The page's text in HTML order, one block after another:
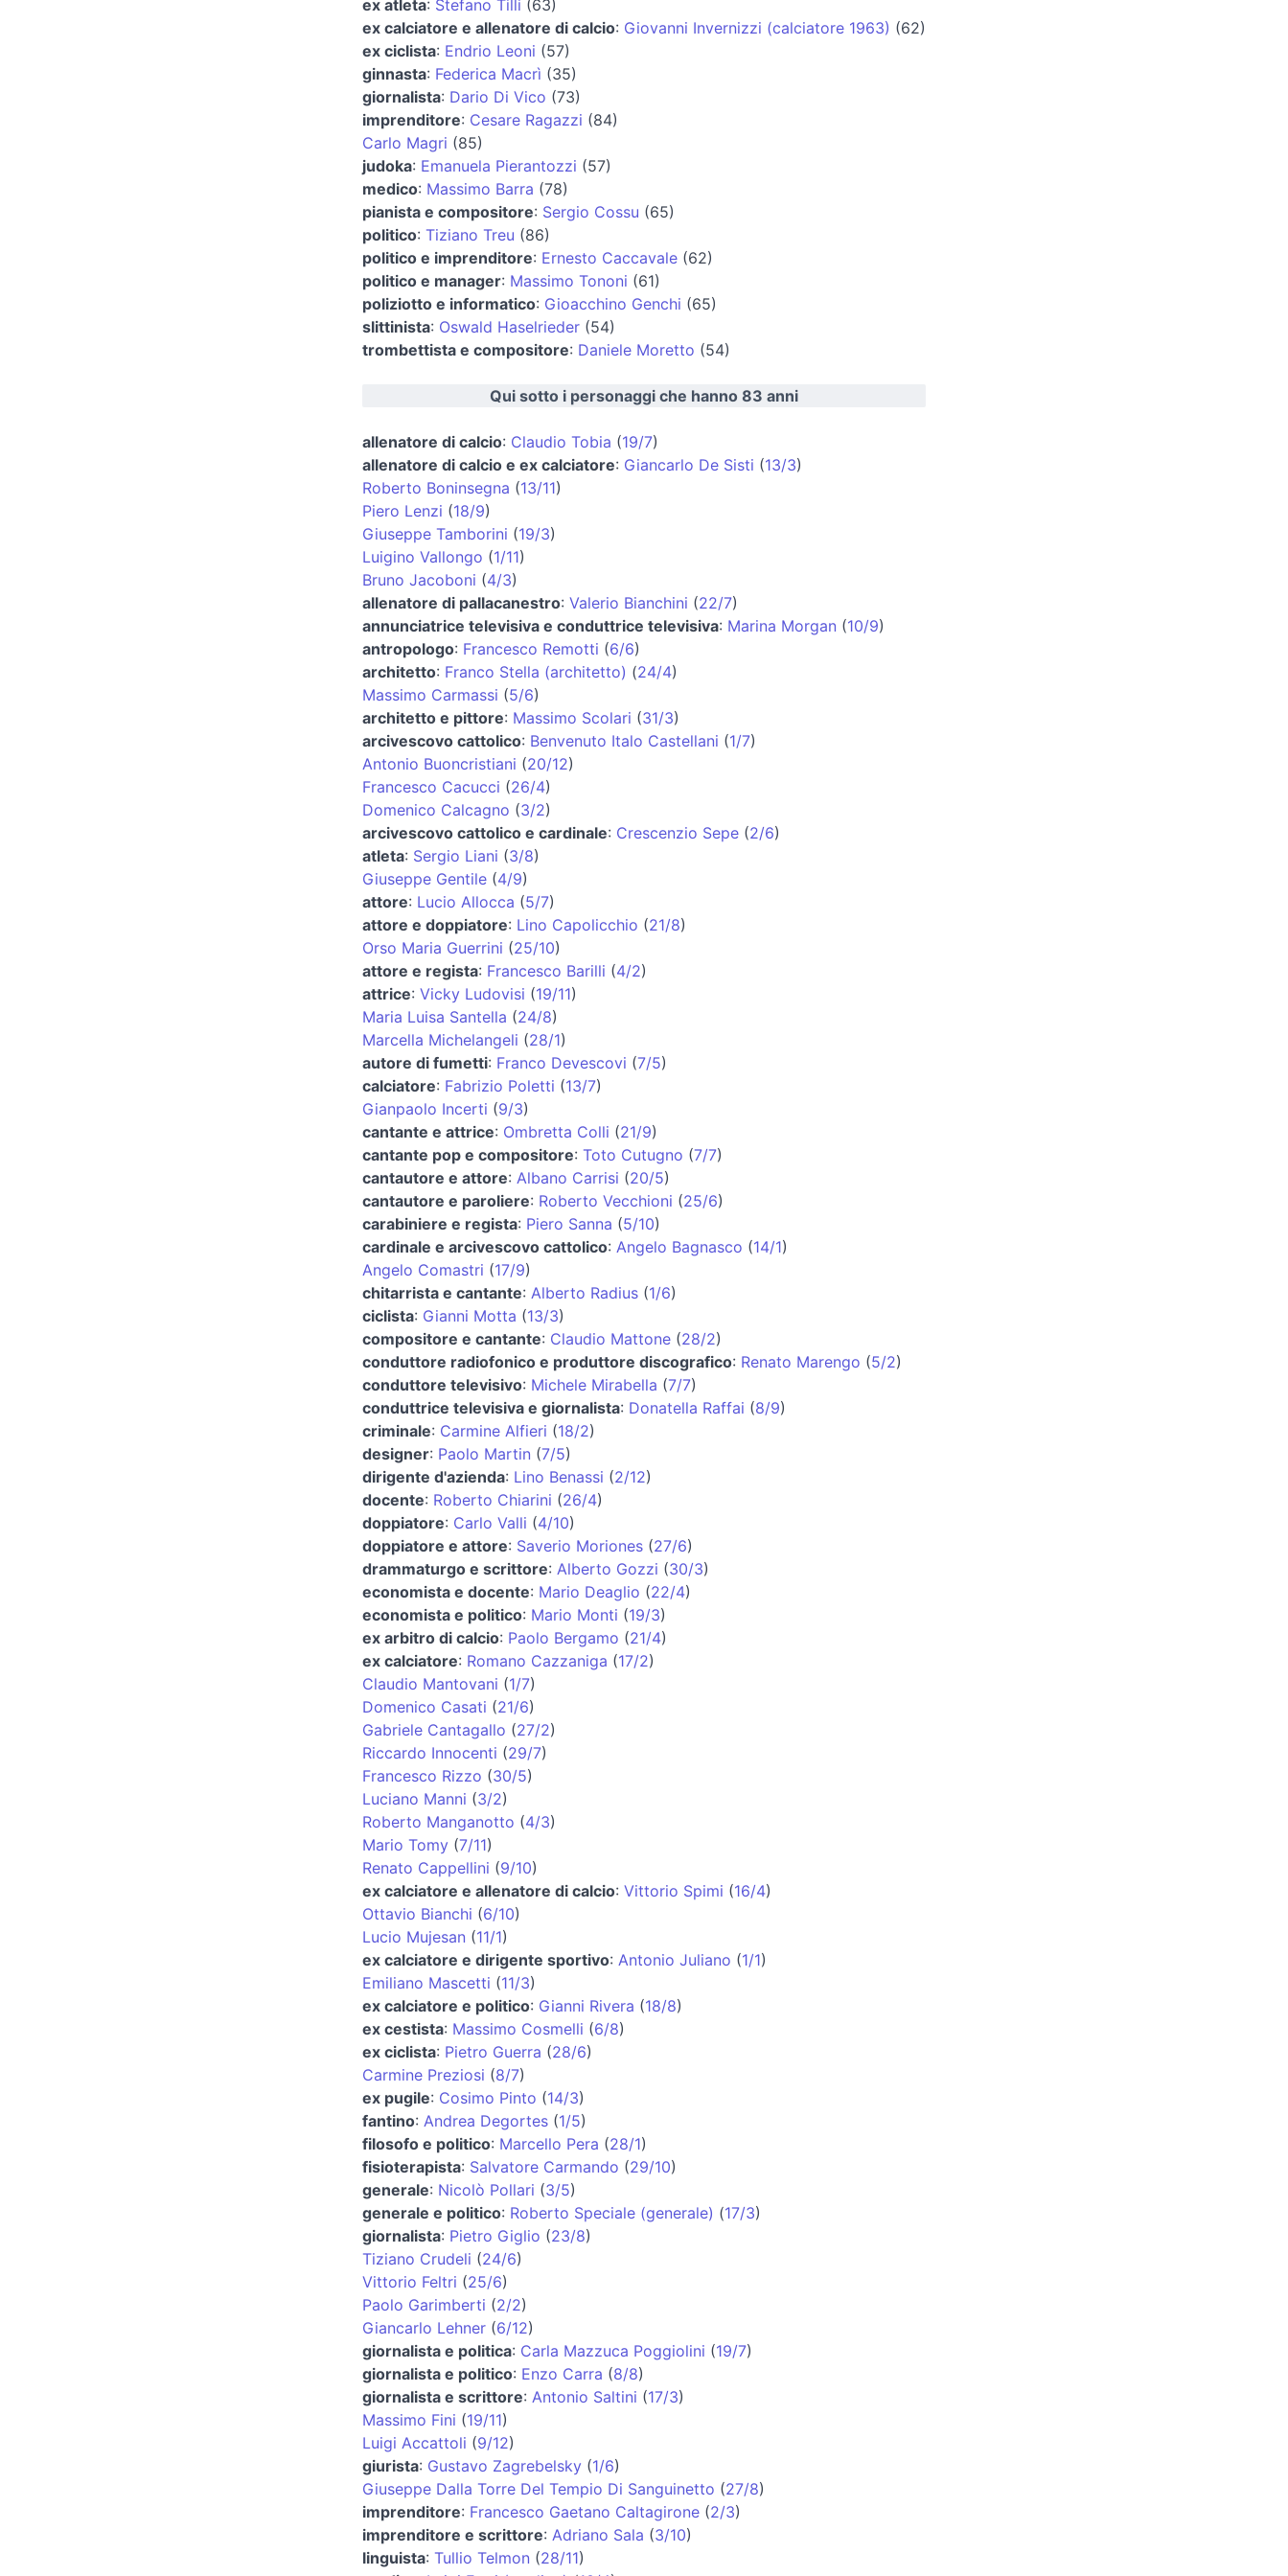
ex atleta: Stefano Tilli (63)
ex calciatore e allenatore di calcio: Giovanni Invernizzi (calciatore 1963) (62)
ex ciclista: Endrio Leoni (57)
ginnasta: Federica Macrì (35)
giornalista: Dario Di Vico (73)
imprenditore: Cesare Ragazzi (84)
Carlo Magri (85)
judoka: Emanuela Pierantozzi (57)
medico: Massimo Barra (78)
pianista e compositore: Sergio Cossu (65)
politico: Tiziano Treu (86)
politico e imprenditore: Ernesto Caccavale (62)
politico e manager: Massimo Tononi (61)
poliziotto e informatico: Gioacchino Genchi (65)
slittinista: Oswald Haselrieder (54)
trombettista e compositore: Daniele Moretto (54)
Qui sotto i personaggi che hanno 83 anni
allenatore di calcio: Claudio Tobia (19/7)
allenatore di calcio e ex calciatore: Giancarlo De Sisti (13/3)
Roberto Boninsegna (13/11)
Piero Lenzi (18/9)
Giuseppe Tamborini (19/3)
Luigino Vallongo (1/11)
Bruno Jacoboni (4/3)
allenatore di pallacanestro: Valerio Bianchini (22/7)
annunciatrice televisiva e conduttrice televisiva: Marina Morgan (10/9)
antropologo: Francesco Remotti (6/6)
architetto: Franco Stella (architetto) (24/4)
Massimo Carmassi (5/6)
architetto e pittore: Massimo Scolari (31/3)
arcivescovo cattolico: Benvenuto Italo Castellani (1/7)
Antonio Buoncristiani (20/12)
Francesco Cacucci (26/4)
Domenico Calcagno (3/2)
arcivescovo cattolico e cardinale: Crescenzio Sepe (2/6)
atleta: Sergio Liani (3/8)
Giuseppe Gentile (4/9)
attore: Lucio Allocca (5/7)
attore e doppiatore: Lino Capolicchio (21/8)
Orso Maria Guerrini (25/10)
attore e regista: Francesco Barilli (4/2)
attrice: Vicky Ludovisi (19/11)
Maria Luisa Santella (24/8)
Marcella Michelangeli (28/1)
autore di fumetti: Franco Devescovi (7/5)
calciatore: Fabrizio Poletti (13/7)
Gianpaolo Incerti (9/3)
cantante e attrice: Ombretta Colli (21/9)
cantante pop e compositore: Toto Cutugno (7/7)
cantautore e attore: Albano Carrisi (20/5)
cantautore e paroliere: Roberto Vecchioni (25/6)
carabiniere e regista: Piero Sanna (5/10)
cardinale e arcivescovo cattolico: Angelo Bagnasco (14/1)
Angelo Comastri (17/9)
chitarrista e cantante: Alberto Radius (1/6)
ciclista: Gianni Motta (13/3)
compositore e cantante: Claudio Mattone (28/2)
conduttore radiofonico e produttore discografico: Renato Marengo (5/2)
conduttore televisivo: Michele Mirabella (7/7)
conduttrice televisiva e giornalista: Donatella Raffai (8/9)
criminale: Carmine Alfieri (18/2)
designer: Paolo Martin (7/5)
dirigente d'azienda: Lino Benassi (2/12)
docente: Roberto Chiarini (26/4)
doppiatore: Carlo Valli (4/10)
doppiatore e attore: Saverio Moriones (27/6)
drammaturgo e scrittore: Alberto Gozzi (30/3)
economista e docente: Mario Deaglio (22/4)
economista e politico: Mario Monti (19/3)
ex arbitro di calcio: Paolo Bergamo (21/4)
ex calciatore: Romano Cazzaniga (17/2)
Claudio Mantovani (1/7)
Domenico Casati (21/6)
Gabriele Cantagallo (27/2)
Riccardo Innocenti (29/7)
Francesco Rizzo (30/5)
Luciano Manni (3/2)
Roberto Manganotto (4/3)
Mario Tomy (7/11)
Renato Cappellini (9/10)
ex calciatore e allenatore di calcio: Vittorio Spimi (16/4)
Ottavio Bianchi (6/10)
Lucio Mujesan (11/1)
ex calciatore e dirigente sportivo: Antonio Juliano (1/1)
Emiliano Mascetti (11/3)
ex calciatore e politico: Gianni Rivera (18/8)
ex cestista: Massimo Cosmelli (6/8)
ex ciclista: Pietro Guerra (28/6)
Carmine Preziosi (8/7)
ex pugile: Cosimo Pinto (14/3)
fantino: Andrea Degortes (1/5)
filosofo e politico: Marcello Pera (28/1)
fisioterapista: Salvatore Carmando (29/10)
generale: Nicolò Pollari (3/5)
generale e politico: Roberto Speciale (generale) (17/3)
giornalista: Pietro Giglio (23/8)
Tiziano Crudeli (24/6)
Vittorio Feltri (25/6)
Paolo Garimberti (2/2)
Giancarlo Lehner (6/12)
giornalista e politica: Carla Mazzuca Poggiolini (19/7)
giornalista e politico: Enzo Carra (8/8)
giornalista e scrittore: Antonio Saltini (17/3)
Massimo Fini (19/11)
Luigi Accattoli (9/12)
giurista: Gustavo Zagrebelsky (1/6)
Giuseppe Dalla Torre Del Tempio Di Sanguinetto (27/8)
imprenditore: Francesco Gaetano Caltagirone (2/3)
imprenditore e scrittore: Adriano Sala (3/10)
linguista: Tullio Telmon (28/11)